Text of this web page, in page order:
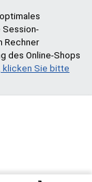
Session-
Rechner
des Online-Shops
klicken Sie bitte